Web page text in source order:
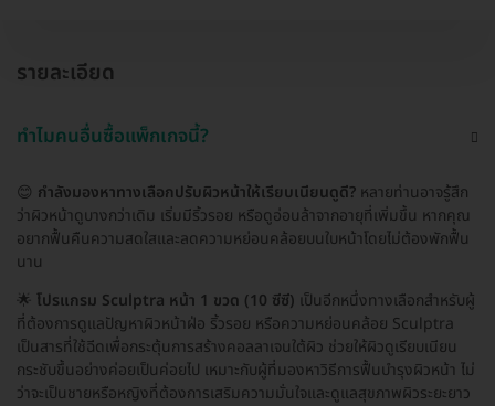
รายละเอียด
ทำไมคนอื่นซื้อแพ็กเกจนี้?
😊 กำลังมองหาทางเลือกปรับผิวหน้าให้เรียบเนียนดูดี? หลายท่านอาจรู้สึก
ว่าผิวหน้าดูบางกว่าเดิม เริ่มมีริ้วรอย หรือดูอ่อนล้าจากอายุที่เพิ่มขึ้น หากคุณ
อยากฟื้นคืนความสดใสและลดความหย่อนคล้อยบนใบหน้าโดยไม่ต้องพักฟื้น
นาน
🌟 โปรแกรม Sculptra หน้า 1 ขวด (10 ซีซี) เป็นอีกหนึ่งทางเลือกสำหรับผู้
ที่ต้องการดูแลปัญหาผิวหน้าฝ่อ ริ้วรอย หรือความหย่อนคล้อย Sculptra
เป็นสารที่ใช้ฉีดเพื่อกระตุ้นการสร้างคอลลาเจนใต้ผิว ช่วยให้ผิวดูเรียบเนียน
กระชับขึ้นอย่างค่อยเป็นค่อยไป เหมาะกับผู้ที่มองหาวิธีการฟื้นบำรุงผิวหน้า ไม่
ว่าจะเป็นชายหรือหญิงที่ต้องการเสริมความมั่นใจและดูแลสุขภาพผิวระยะยาว